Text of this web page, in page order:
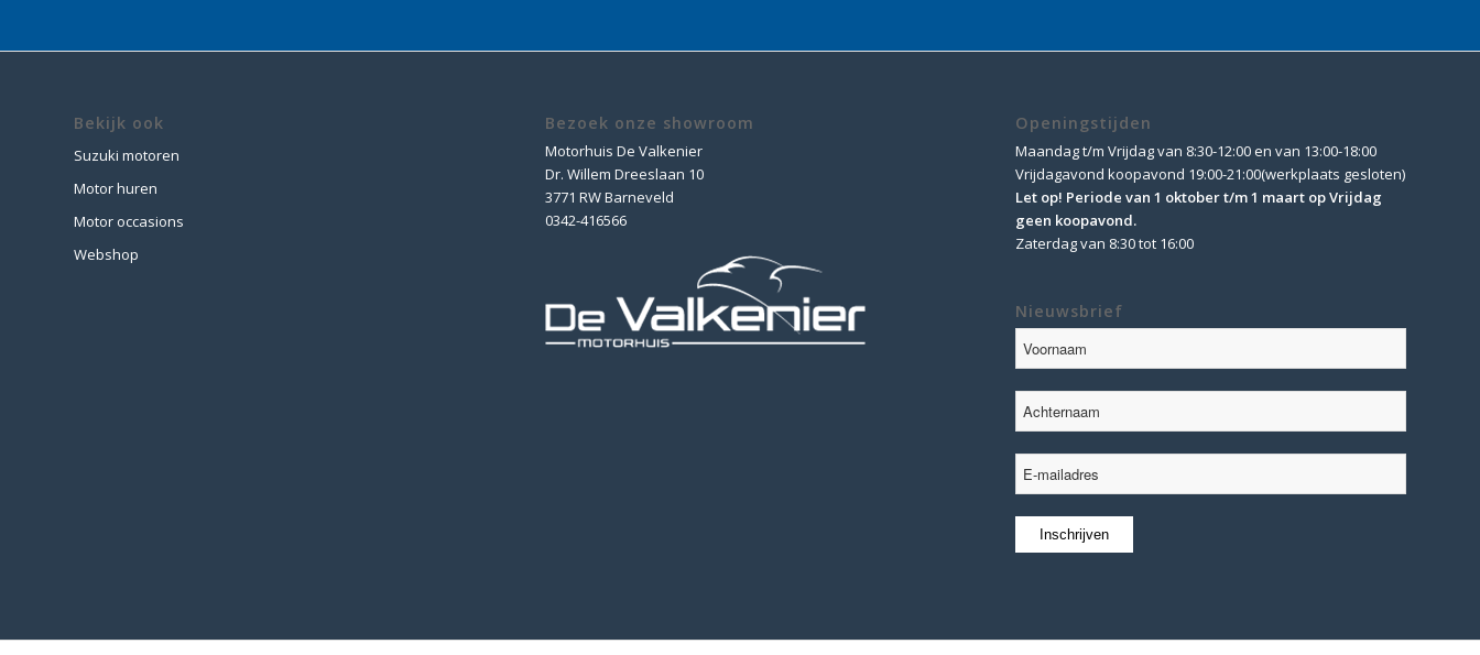
Bekijk ook
Suzuki motoren
Motor huren
Motor occasions
Webshop
Bezoek onze showroom
Motorhuis De Valkenier
Dr. Willem Dreeslaan 10
3771 RW Barneveld
0342-416566
Openingstijden
Maandag t/m Vrijdag van 8:30-12:00 en van 13:00-18:00
Vrijdagavond koopavond 19:00-21:00(werkplaats gesloten)
Let op! Periode van 1 oktober t/m 1 maart op Vrijdag
geen koopavond.
Zaterdag van 8:30 tot 16:00
Nieuwsbrief